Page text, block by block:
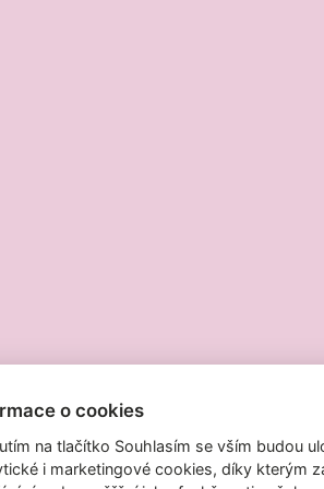
Kontakt
o cookies
na tlačítko Souhlasím se vším budou
i marketingové cookies, díky kterým